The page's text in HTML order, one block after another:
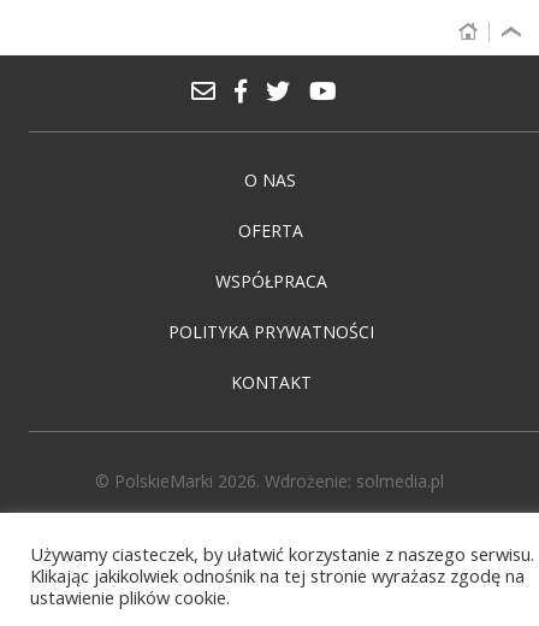
O NAS
OFERTA
WSPÓŁPRACA
POLITYKA PRYWATNOŚCI
KONTAKT
© PolskieMarki 2026. Wdrożenie: solmedia.pl
Używamy ciasteczek, by ułatwić korzystanie z naszego serwisu.
Klikając jakikolwiek odnośnik na tej stronie wyrażasz zgodę na
ustawienie plików cookie.